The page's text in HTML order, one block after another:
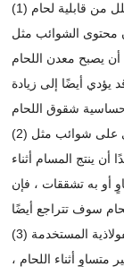
(1) التركيب الكيميائي: المحتوى الكربوني الزائد يقلل من قابلية لحام
محتوى الشوائب مثل
يصبح معدن اللحام
يؤدي أيضًا إلى زيادة
(2) جودة السطح: إذا كان سطح الأنبوب الفولاذي يحتوي على شوائب مثل
ينتج المسام أثناء
أو به تشققات ، فإن
(3) توحيد المواد: إذا كان سمك الصفائح أو الشرائط الفولاذية المستخدمة
أثناء اللحام ،